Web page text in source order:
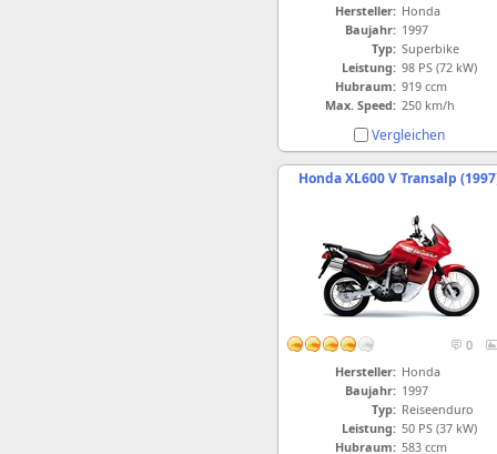
Hersteller: Honda
Baujahr: 1997
Typ: Superbike
Leistung: 98 PS (72 kW)
Hubraum: 919 ccm
Max. Speed: 250 km/h
Vergleichen
Honda XL600 V Transalp
0
Hersteller: Honda
Baujahr: 1997
Typ: Reiseenduro
Leistung: 50 PS (37 kW)
Hubraum: 583 ccm